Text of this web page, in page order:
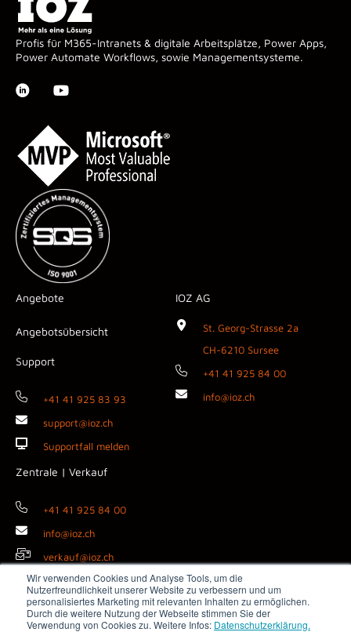
Wir verwenden Cookies und Analyse Tools, um die
Nutzerfreundlichkeit unserer Website zu verbessern und um
personalisiertes Marketing mit relevanten Inhalten zu ermöglichen.
Durch die weitere Nutzung der Webseite stimmen Sie der
Verwendung von Cookies zu. Weitere Infos: Datenschutzerklärung.
Profis für M365-Intranets & digitale Arbeitsplätze, Power Apps,
Power Automate Workflows, sowie Managementsysteme.
Angebote
Angebotsübersicht
Support
+41 41 925 83 93
support@ioz.ch
Supportfall melden
Zentrale | Verkauf
+41 41 925 84 00
info@ioz.ch
verkauf@ioz.ch
IOZ AG
St. Georg-Strasse 2a
CH-6210 Sursee
+41 41 925 84 00
info@ioz.ch
Copyright © 2026 IOZ AG ·Impressum·Datenschutz·AGB